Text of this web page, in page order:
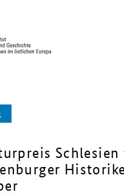
Schlesien